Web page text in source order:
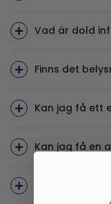
Vad är dold
Finns det
Kan jag få ett
Kan jag få en